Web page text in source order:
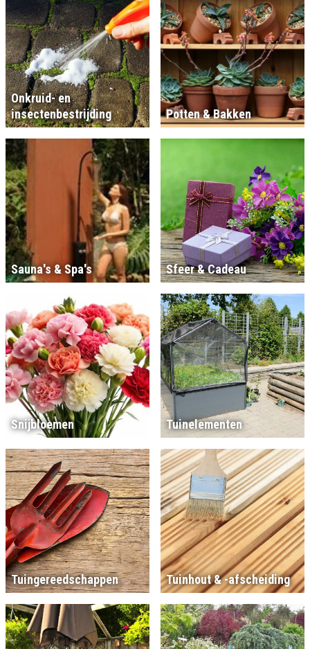
Onkruid- en
insectenbestrijding
Potten & Bakken
Sauna's & Spa's Sfeer & Cadeau
Snijbloemen Tuinelementen
Tuingereedschappen Tuinhout & -afscheiding